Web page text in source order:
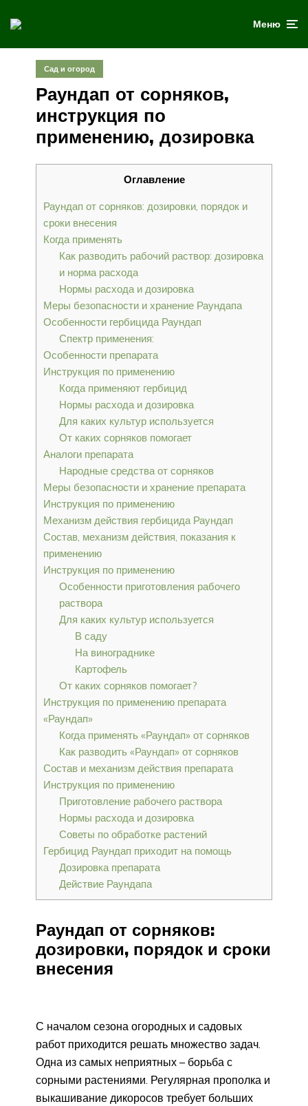
Меню
Сад и огород
Раундап от сорняков,
инструкция по
применению, дозировка
Оглавление
Раундап от сорняков: дозировки, порядок и
сроки внесения
Когда применять
Как разводить рабочий раствор: дозировка
и норма расхода
Нормы расхода и дозировка
Меры безопасности и хранение Раундапа
Особенности гербицида Раундап
Спектр применения:
Особенности препарата
Инструкция по применению
Когда применяют гербицид
Нормы расхода и дозировка
Для каких культур используется
От каких сорняков помогает
Аналоги препарата
Народные средства от сорняков
Меры безопасности и хранение препарата
Инструкция по применению
Механизм действия гербицида Раундап
Состав, механизм действия, показания к
применению
Инструкция по применению
Особенности приготовления рабочего
раствора
Для каких культур используется
В саду
На винограднике
Картофель
От каких сорняков помогает?
Инструкция по применению препарата
«Раундап»
Когда применять «Раундап» от сорняков
Как разводить «Раундап» от сорняков
Состав и механизм действия препарата
Инструкция по применению
Приготовление рабочего раствора
Нормы расхода и дозировка
Советы по обработке растений
Гербицид Раундап приходит на помощь
Дозировка препарата
Действие Раундапа
Раундап от сорняков:
дозировки, порядок и сроки
внесения
С началом сезона огородных и садовых
работ приходится решать множество задач.
Одна из самых неприятных – борьба с
сорными растениями. Регулярная прополка и
выкашивание дикоросов требует больших